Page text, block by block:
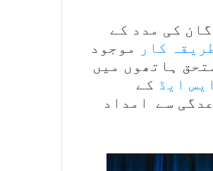
کی مدد کے
کار
موجود
ہاتھوں میں
ایڈ کے
سے امداد